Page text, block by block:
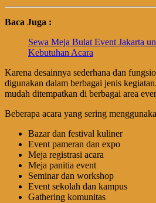
Baca Juga :
Sewa Meja Bulat Event Jakarta
Kebutuhan Acara
Karena desainnya sederhana dan
digunakan dalam berbagai jenis
mudah ditempatkan di berbagai area
Beberapa acara yang sering
Bazar dan festival kuliner
Event pameran dan expo
Meja registrasi acara
Meja panitia event
Seminar dan workshop
Event sekolah dan kampus
Gathering komunitas